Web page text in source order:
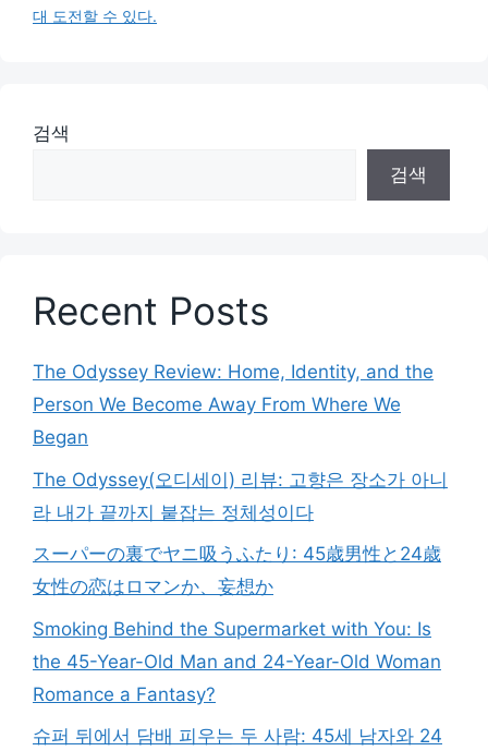
대 도전할 수 있다.
검색
검색
Recent Posts
The Odyssey Review: Home, Identity, and the
Person We Become Away From Where We
Began
The Odyssey(오디세이) 리뷰: 고향은 장소가 아니
라 내가 끝까지 붙잡는 정체성이다
スーパーの裏でヤニ吸うふたり: 45歳男性と24歳
女性の恋はロマンか、妄想か
Smoking Behind the Supermarket with You: Is
the 45-Year-Old Man and 24-Year-Old Woman
Romance a Fantasy?
슈퍼 뒤에서 담배 피우는 두 사람: 45세 남자와 24